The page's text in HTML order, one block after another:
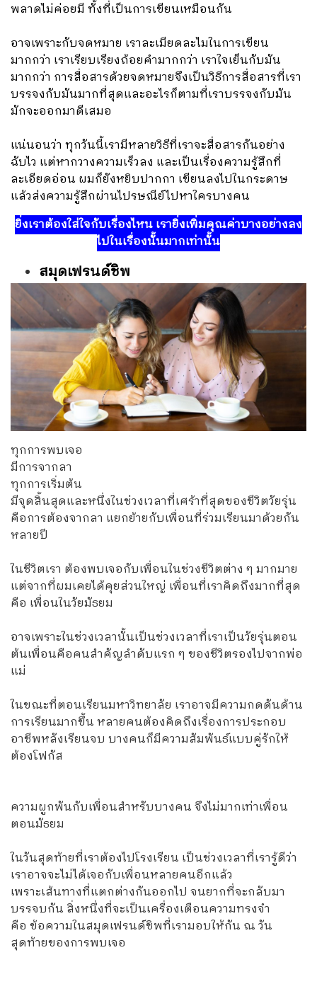
พลาดไม่ค่อยมี ทั้งที่เป็นการเขียนเหมือนกัน
อาจเพราะกับจดหมาย เราละเมียดละไมในการเขียน
มากกว่า เราเรียบเรียงถ้อยคำมากกว่า เราใจเย็นกับมัน
มากกว่า การสื่อสารด้วยจดหมายจึงเป็นวิธีการสื่อสารที่เรา
บรรจงกับมันมากที่สุดและอะไรก็ตามที่เราบรรจงกับมัน
มักจะออกมาดีเสมอ
แน่นอนว่า ทุกวันนี้เรามีหลายวิธีที่เราจะสื่อสารกันอย่าง
ฉับไว แต่หากวางความเร็วลง และเป็นเรื่องความรู้สึกที่
ละเอียดอ่อน ผมก็ยังหยิบปากกา เขียนลงไปในกระดาษ
แล้วส่งความรู้สึกผ่านไปรษณีย์ไปหาใครบางคน
ยิ่งเราต้องใส่ใจกับเรื่องไหน เรายิ่งเพิ่มคุณค่าบางอย่างลง
ไปในเรื่องนั้นมากเท่านั้น
สมุดเฟรนด์ชิพ
ทุกการพบเจอ
มีการจากลา
ทุกการเริ่มต้น
มีจุดสิ้นสุดและหนึ่งในช่วงเวลาที่เศร้าที่สุดของชีวิตวัยรุ่น
คือการต้องจากลา แยกย้ายกับเพื่อนที่ร่วมเรียนมาด้วยกัน
หลายปี
ในชีวิตเรา ต้องพบเจอกับเพื่อนในช่วงชีวิตต่าง ๆ มากมาย
แต่จากที่ผมเคยได้คุยส่วนใหญ่ เพื่อนที่เราคิดถึงมากที่สุด
คือ เพื่อนในวัยมัธยม
อาจเพราะในช่วงเวลานั้นเป็นช่วงเวลาที่เราเป็นวัยรุ่นตอน
ต้นเพื่อนคือคนสำคัญลำดับแรก ๆ ของชีวิตรองไปจากพ่อ
แม่
ในขณะที่ตอนเรียนมหาวิทยาลัย เราอาจมีความกดดันด้าน
การเรียนมากขึ้น หลายคนต้องคิดถึงเรื่องการประกอบ
อาชีพหลังเรียนจบ บางคนก็มีความสัมพันธ์แบบคู่รักให้
ต้องโฟกัส
ความผูกพันกับเพื่อนสำหรับบางคน จึงไม่มากเท่าเพื่อน
ตอนมัธยม
ในวันสุดท้ายที่เราต้องไปโรงเรียน เป็นช่วงเวลาที่เรารู้ดีว่า
เราอาจจะไม่ได้เจอกับเพื่อนหลายคนอีกแล้ว
เพราะเส้นทางที่แตกต่างกันออกไป จนยากที่จะกลับมา
บรรจบกัน สิ่งหนึ่งที่จะเป็นเครื่องเตือนความทรงจำ
คือ ข้อความในสมุดเฟรนด์ชิพที่เรามอบให้กัน ณ วัน
สุดท้ายของการพบเจอ